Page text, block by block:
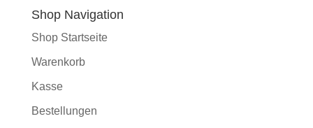
Shop Navigation
Shop Startseite
Warenkorb
Kasse
Bestellungen